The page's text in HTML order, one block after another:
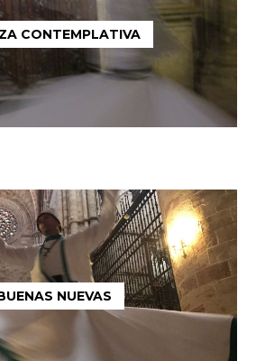
CONTEMPLATIVA
NUEVAS